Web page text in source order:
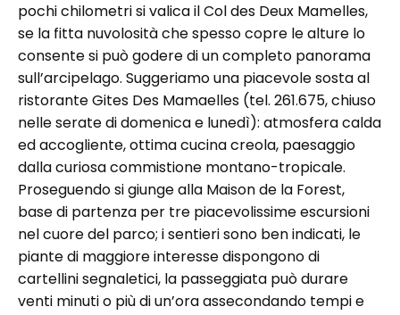
pochi chilometri si valica il Col des Deux Mamelles,
se la fitta nuvolosità che spesso copre le alture lo
consente si può godere di un completo panorama
sull’arcipelago. Suggeriamo una piacevole sosta al
ristorante Gites Des Mamaelles (tel. 261.675, chiuso
nelle serate di domenica e lunedì): atmosfera calda
ed accogliente, ottima cucina creola, paesaggio
dalla curiosa commistione montano-tropicale.
Proseguendo si giunge alla Maison de la Forest,
base di partenza per tre piacevolissime escursioni
nel cuore del parco; i sentieri sono ben indicati, le
piante di maggiore interesse dispongono di
cartellini segnaletici, la passeggiata può durare
venti minuti o più di un’ora assecondando tempi e